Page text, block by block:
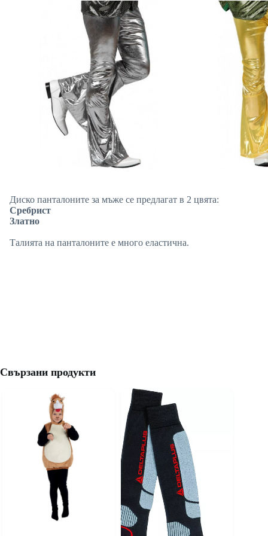
Диско панталоните за мъже се предлагат в 2 цвята:
Сребрист
Златно
Талията на панталоните е много еластична.
Свързани продукти